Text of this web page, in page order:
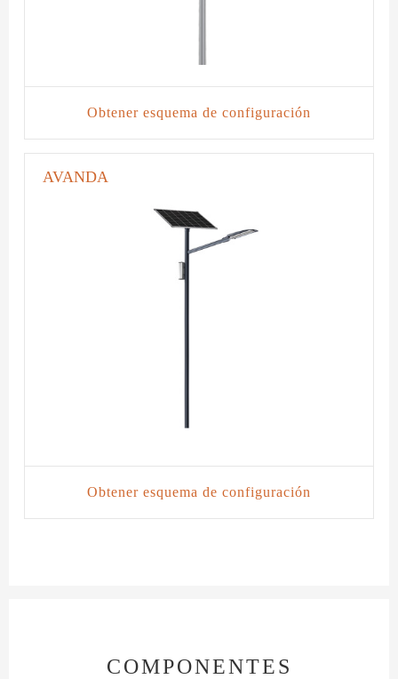
Obtener esquema de configuración
AVANDA
Obtener esquema de configuración
COMPONENTES